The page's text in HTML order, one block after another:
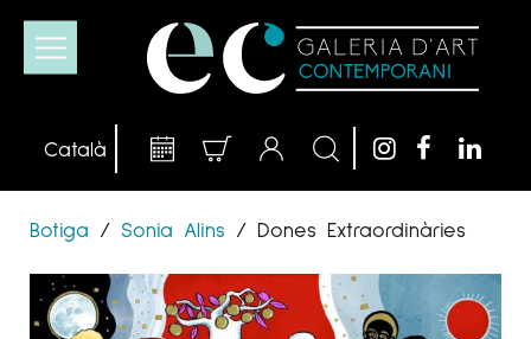
Botiga / Sonia Alins / Dones Extraordinàries